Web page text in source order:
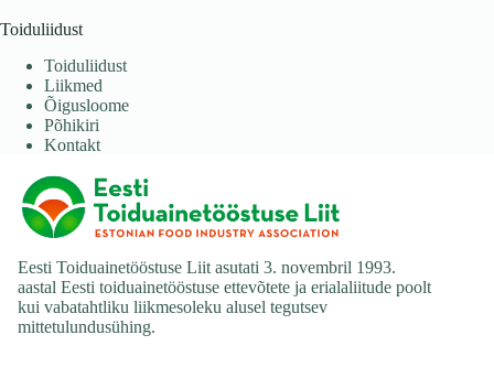
Toiduliidust
Toiduliidust
Liikmed
Õigusloome
Põhikiri
Kontakt
Eesti Toiduainetööstuse Liit asutati 3. novembril 1993.
aastal Eesti toiduainetööstuse ettevõtete ja erialaliitude poolt
kui vabatahtliku liikmesoleku alusel tegutsev
mittetulundusühing.